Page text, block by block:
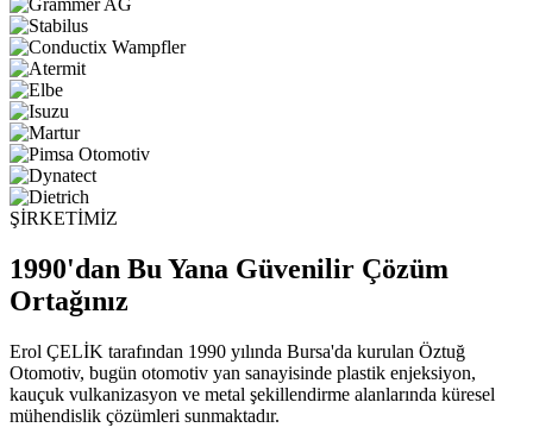
ŞİRKETİMİZ
1990'dan Bu Yana Güvenilir Çözüm
Ortağınız
Erol ÇELİK tarafından 1990 yılında Bursa'da kurulan Öztuğ
Otomotiv, bugün otomotiv yan sanayisinde plastik enjeksiyon,
kauçuk vulkanizasyon ve metal şekillendirme alanlarında küresel
mühendislik çözümleri sunmaktadır.